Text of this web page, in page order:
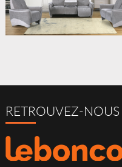
RETROUVEZ-